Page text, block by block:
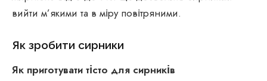
вийти м’якими та в міру повітряними.
Як зробити сирники
Як приготувати тісто для сирників